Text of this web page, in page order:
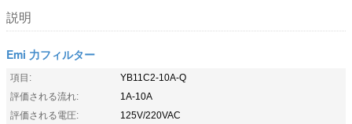
説明
Emi 力フィルター
項目:
YB11C2-10A-Q
評価される流れ:
1A-10A
評価される電圧:
125V/220VAC